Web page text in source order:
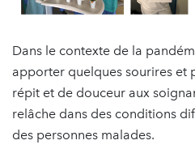
Dans le contexte de la
apporter quelques sourires et
répit et de douceur aux
relâche dans des conditions
des personnes malades.